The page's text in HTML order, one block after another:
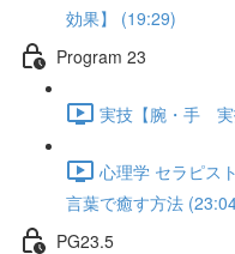
効果】 (19:29)
Program 23
実技【腕・手
心理学 セラピス
言葉で癒す方法
PG23.5